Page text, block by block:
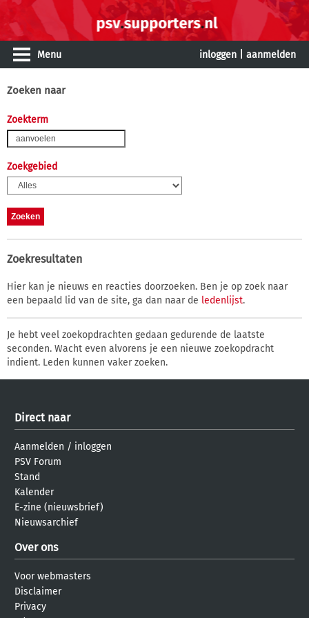
Menu inloggen aanmelden
Zoeken naar
Zoekterm
Zoekgebied
Zoekresultaten
Hier kan je nieuws en reacties doorzoeken. Ben je op zoek naar
een bepaald lid van de site, ga dan naar de ledenlijst.
Je hebt veel zoekopdrachten gedaan gedurende de laatste
seconden. Wacht even alvorens je een nieuwe zoekopdracht
indient. Leden kunnen vaker zoeken.
Direct naar
Aanmelden / inloggen
PSV Forum
Stand
Kalender
E-zine (nieuwsbrief)
Nieuwsarchief
Over ons
Voor webmasters
Disclaimer
Privacy